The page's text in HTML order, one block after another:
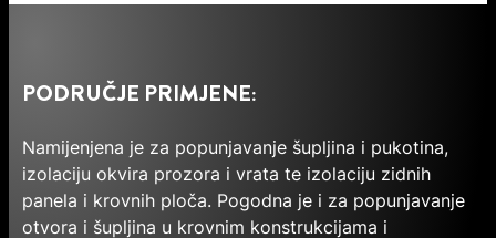
PODRUČJE PRIMJENE:
Namijenjena je za popunjavanje šupljina i pukotina,
izolaciju okvira prozora i vrata te izolaciju zidnih
panela i krovnih ploča. Pogodna je i za popunjavanje
otvora i šupljina u krovnim konstrukcijama i